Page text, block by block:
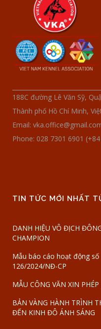
188C đường Lê Văn Sỹ,
Thành phố Hồ Chí Minh,
Email:
Phone: 028 7301 6901
TIN TỨC MỚI NHẤT
DANH HIỆU VÔ ĐỊCH
CHAMPION
Mẫu báo cáo hoạt động
126/2024/NĐ-CP
MẪU CÔNG VĂN XIN
BẢN VÀNG HÀNH TRÌNH
ĐẾN KINH ĐÔ ÁNH SÁNG